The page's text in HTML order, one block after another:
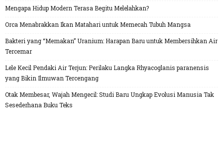
Mengapa Hidup Modern Terasa Begitu Melelahkan?
Orca Menabrakkan Ikan Matahari untuk Memecah Tubuh Mangsa
Bakteri yang “Memakan” Uranium: Harapan Baru untuk Membersihkan Air
Tercemar
Lele Kecil Pendaki Air Terjun: Perilaku Langka Rhyacoglanis paranensis
yang Bikin Ilmuwan Tercengang
Otak Membesar, Wajah Mengecil: Studi Baru Ungkap Evolusi Manusia Tak
Sesederhana Buku Teks